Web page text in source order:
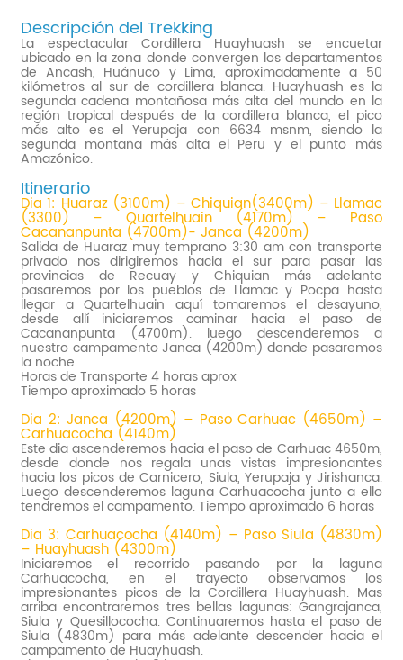
Descripción del Trekking
La espectacular Cordillera Huayhuash se encuetar
ubicado en la zona donde convergen los departamentos
de Ancash, Huánuco y Lima, aproximadamente a 50
kilómetros al sur de cordillera blanca. Huayhuash es la
segunda cadena montañosa más alta del mundo en la
región tropical después de la cordillera blanca, el pico
más alto es el Yerupaja con 6634 msnm, siendo la
segunda montaña más alta el Peru y el punto más
Amazónico.
Itinerario
Dia 1: Huaraz (3100m) – Chiquian(3400m) – Llamac
(3300) – Quartelhuain (4170m) – Paso
Cacananpunta (4700m)- Janca (4200m)
Salida de Huaraz muy temprano 3:30 am con transporte
privado nos dirigiremos hacia el sur para pasar las
provincias de Recuay y Chiquian más adelante
pasaremos por los pueblos de Llamac y Pocpa hasta
llegar a Quartelhuain aquí tomaremos el desayuno,
desde allí iniciaremos caminar hacia el paso de
Cacananpunta (4700m). luego descenderemos a
nuestro campamento Janca (4200m) donde pasaremos
la noche.
Horas de Transporte 4 horas aprox
Tiempo aproximado 5 horas
Dia 2: Janca (4200m) – Paso Carhuac (4650m) –
Carhuacocha (4140m)
Este dia ascenderemos hacia el paso de Carhuac 4650m,
desde donde nos regala unas vistas impresionantes
hacia los picos de Carnicero, Siula, Yerupaja y Jirishanca.
Luego descenderemos laguna Carhuacocha junto a ello
tendremos el campamento. Tiempo aproximado 6 horas
Dia 3: Carhuacocha (4140m) – Paso Siula (4830m)
– Huayhuash (4300m)
Iniciaremos el recorrido pasando por la laguna
Carhuacocha, en el trayecto observamos los
impresionantes picos de la Cordillera Huayhuash. Mas
arriba encontraremos tres bellas lagunas: Gangrajanca,
Siula y Quesillococha. Continuaremos hasta el paso de
Siula (4830m) para más adelante descender hacia el
campamento de Huayhuash.